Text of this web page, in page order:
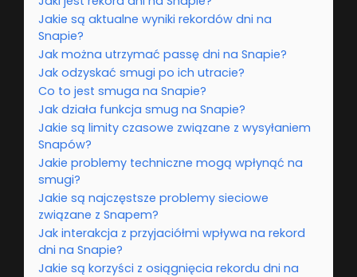
Jakie są aktualne wyniki rekordów dni na
Snapie?
Jak można utrzymać passę dni na Snapie?
Jak odzyskać smugi po ich utracie?
Co to jest smuga na Snapie?
Jak działa funkcja smug na Snapie?
Jakie są limity czasowe związane z wysyłaniem
Snapów?
Jakie problemy techniczne mogą wpłynąć na
smugi?
Jakie są najczęstsze problemy sieciowe
związane z Snapem?
Jak interakcja z przyjaciółmi wpływa na rekord
dni na Snapie?
Jakie są korzyści z osiągnięcia rekordu dni na